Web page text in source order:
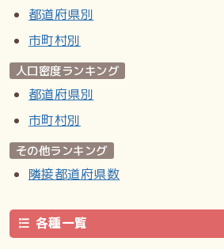
都道府県別
市町村別
人口密度ランキング
都道府県別
市町村別
その他ランキング
隣接都道府県数
各種一覧